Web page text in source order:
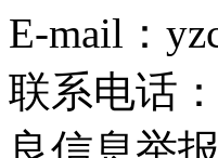
E-mail：
联系电话